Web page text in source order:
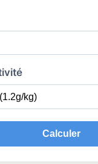
Calculer